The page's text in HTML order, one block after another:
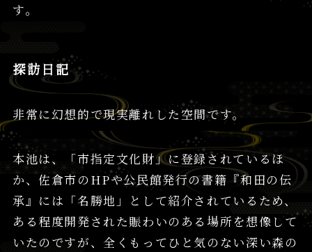
す。
探訪日記
非常に幻想的で現実離れした空間です。
本池は、「市指定文化財」に登録されているほ
か、佐倉市のHPや公民館発行の書籍『和田の伝
承』には「名勝地」として紹介されているため、
ある程度開発された賑わいのある場所を想像して
いたのですが、全くもってひと気のない深い森の